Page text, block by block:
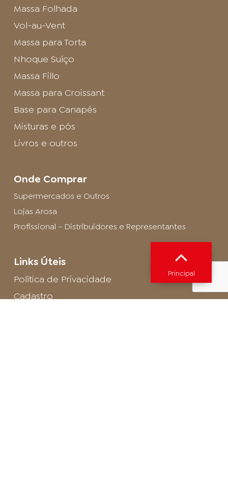
Massa Folhada
Vol-au-Vent
Massa para Torta
Nhoque Suíço
Massa Fillo
Massa para Croissant
Base para Canapés
Misturas e pós
Livros e outros
Onde Comprar
Supermercados e Outros
Lojas Arosa
Profissional – Distribuidores e Representantes
Links Úteis
Política de Privacidade
Cadastro
Principal